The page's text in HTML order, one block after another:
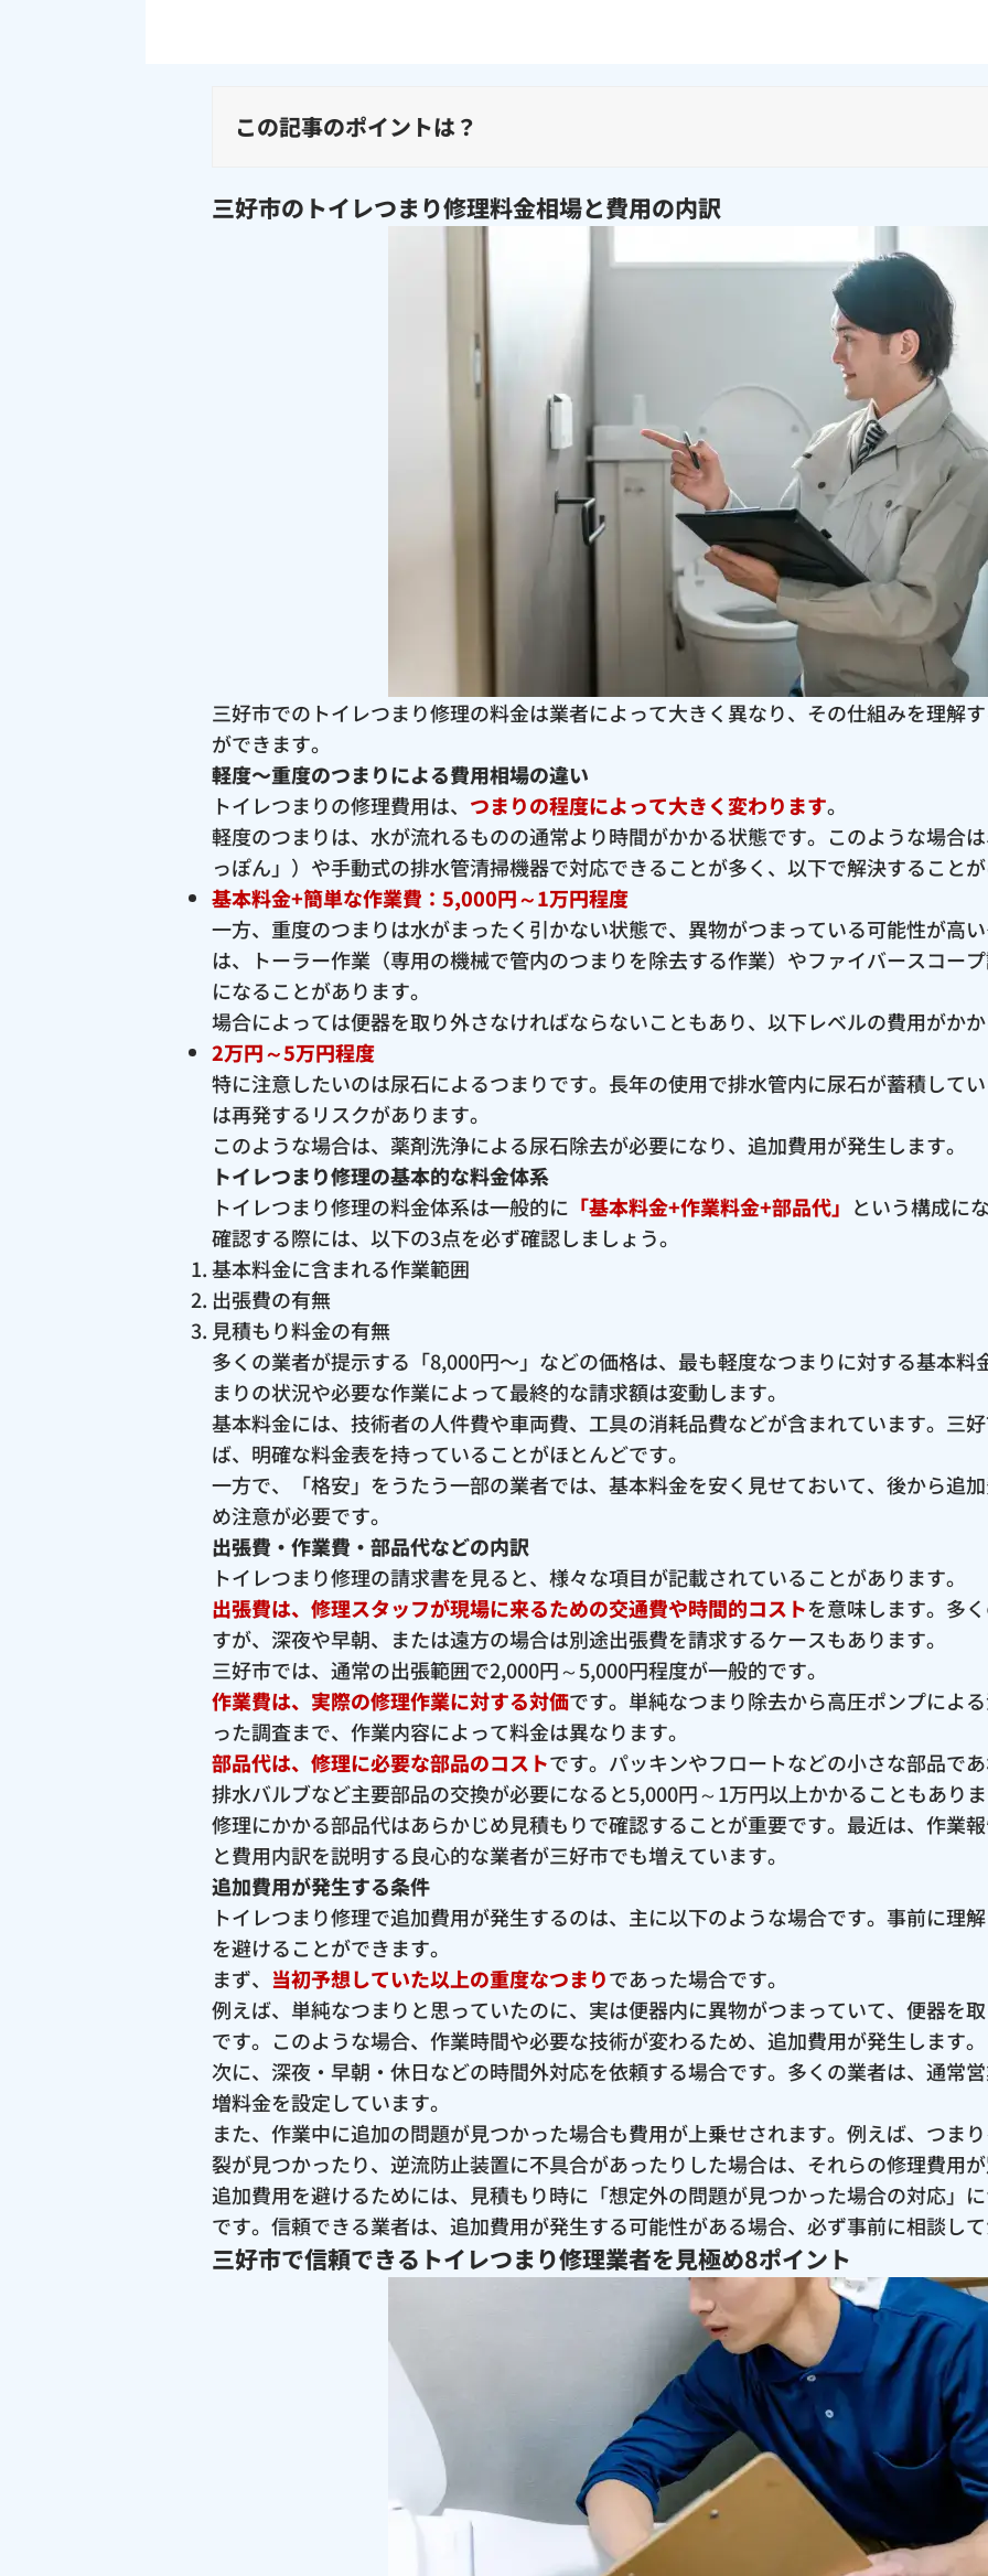
この記事のポイントは？
三好市のトイレつまり修理料金相場と費用の内訳
三好市でのトイレつまり修理の料金は業者によって大きく異なり、その仕組みを理解
ができます。
軽度〜重度のつまりによる費用相場の違い
トイレつまりの修理費用は、 つまりの程度によって大きく変わります。
軽度のつまりは、水が流れるものの通常より時間がかかる状態です。このような場合
っぽん」）や手動式の排水管清掃機器で対応できることが多く、以下で解決すること
基本料金+簡単な作業費：5,000円～1万円程度
一方、重度のつまりは水がまったく引かない状態で、異物がつまっている可能性が高
は、トーラー作業（専用の機械で管内のつまりを除去する作業）やファイバースコー
になることがあります。
場合によっては便器を取り外さなければならないこともあり、以下レベルの費用がか
2万円～5万円程度
特に注意したいのは尿石によるつまりです。長年の使用で排水管内に尿石が蓄積して
は再発するリスクがあります。
このような場合は、薬剤洗浄による尿石除去が必要になり、追加費用が発生します。
トイレつまり修理の基本的な料金体系
トイレつまり修理の料金体系は一般的に 「基本料金+作業料金+部品代」 という構成に
確認する際には、以下の3点を必ず確認しましょう。
基本料金に含まれる作業範囲
出張費の有無
見積もり料金の有無
多くの業者が提示する「8,000円〜」などの価格は、最も軽度なつまりに対する基本料
まりの状況や必要な作業によって最終的な請求額は変動します。
基本料金には、技術者の人件費や車両費、工具の消耗品費などが含まれています。三
ば、明確な料金表を持っていることがほとんどです。
一方で、「格安」をうたう一部の業者では、基本料金を安く見せておいて、後から追
め注意が必要です。
出張費・作業費・部品代などの内訳
トイレつまり修理の請求書を見ると、様々な項目が記載されていることがあります。
出張費は、修理スタッフが現場に来るための交通費や時間的コストを意味します。多
すが、深夜や早朝、または遠方の場合は別途出張費を請求するケースもあります。
三好市では、通常の出張範囲で2,000円～5,000円程度が一般的です。
作業費は、実際の修理作業に対する対価です。単純なつまり除去から高圧ポンプによ
った調査まで、作業内容によって料金は異なります。
部品代は、修理に必要な部品のコストです。パッキンやフロートなどの小さな部品で
排水バルブなど主要部品の交換が必要になると5,000円～1万円以上かかることもあり
修理にかかる部品代はあらかじめ見積もりで確認することが重要です。最近は、作業
と費用内訳を説明する良心的な業者が三好市でも増えています。
追加費用が発生する条件
トイレつまり修理で追加費用が発生するのは、主に以下のような場合です。事前に理
を避けることができます。
まず、 当初予想していた以上の重度なつまりであった場合です。
例えば、単純なつまりと思っていたのに、実は便器内に異物がつまっていて、便器を
です。このような場合、作業時間や必要な技術が変わるため、追加費用が発生します。
次に、深夜・早朝・休日などの時間外対応を依頼する場合です。多くの業者は、通常
増料金を設定しています。
また、作業中に追加の問題が見つかった場合も費用が上乗せされます。例えば、つま
裂が見つかったり、逆流防止装置に不具合があったりした場合は、それらの修理費用
追加費用を避けるためには、見積もり時に「想定外の問題が見つかった場合の対応」
です。信頼できる業者は、追加費用が発生する可能性がある場合、必ず事前に相談し
三好市で信頼できるトイレつまり修理業者を見極め8ポイント